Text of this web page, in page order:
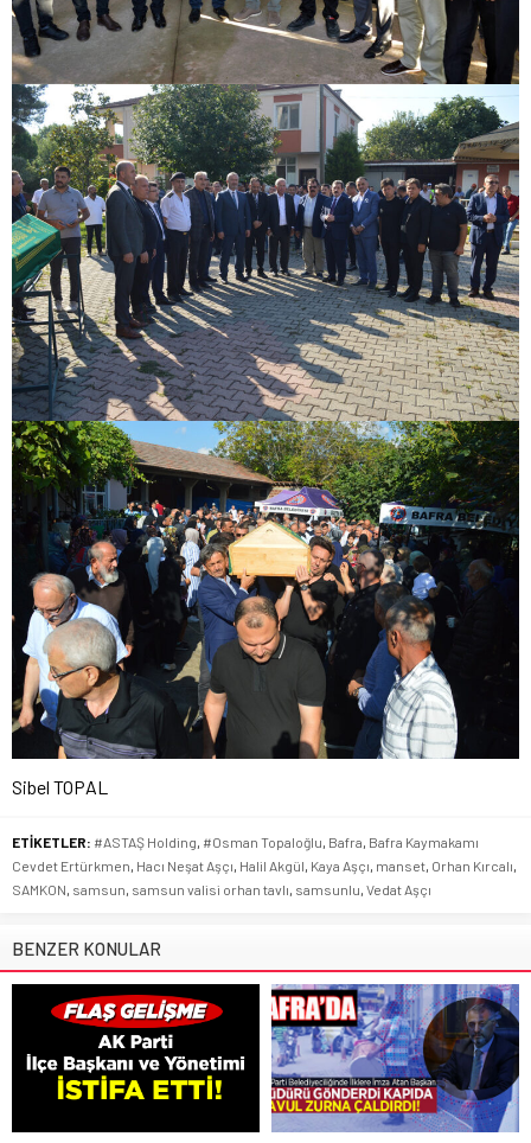
Sibel TOPAL
ETİKETLER: #ASTAŞ Holding #Osman Topaloğlu Bafra Bafra Kaymakamı
Cevdet Ertürkmen Hacı Neşat Aşçı Halil Akgül Kaya Aşçı manset Orhan Kırcalı
SAMKON samsun samsun valisi orhan tavlı samsunlu Vedat Aşçı
BENZER KONULAR